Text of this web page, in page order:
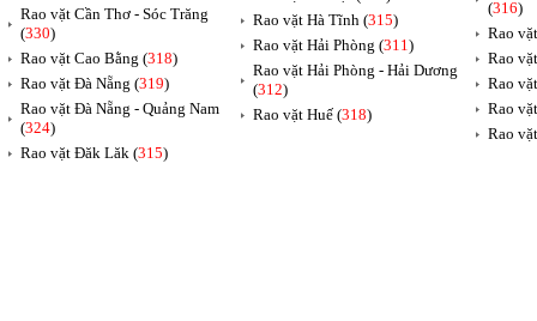
Rao vặt Cần Thơ - Sóc Trăng
(330)
Rao vặt Cao Bằng (318)
Rao vặt Đà Nẵng (319)
Rao vặt Đà Nẵng - Quảng Nam
(324)
Rao vặt Đăk Lăk (315)
Rao vặt Hà Tĩnh (315)
Rao vặt Hải Phòng (311)
Rao vặt Hải Phòng - Hải Dương
(312)
Rao vặt Huế (318)
(316)
Rao
Rao
Rao
Rao
Rao